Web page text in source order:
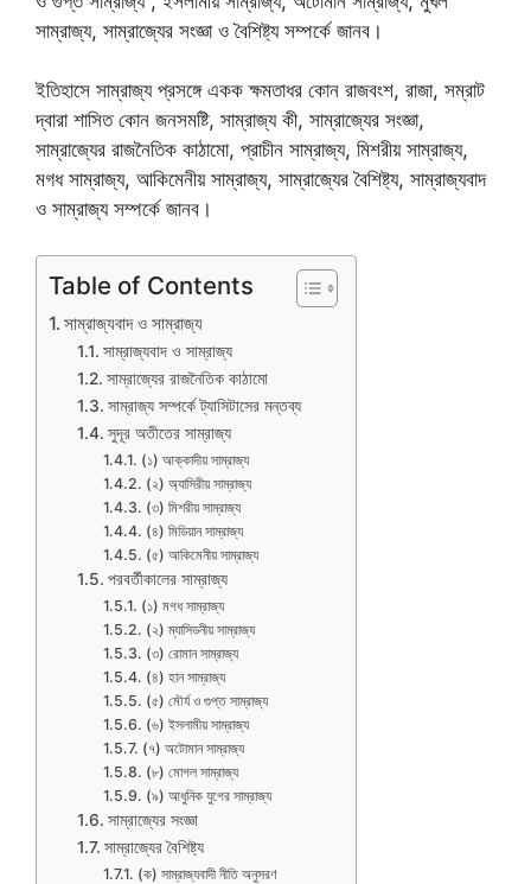
সাম্রাজ্য, সাম্রাজ্যের সংজ্ঞা ও বৈশিষ্ট্য সম্পর্কে জানব।
ইতিহাসে সাম্রাজ্য প্রসঙ্গে একক ক্ষমতাধর কোন রাজবংশ, রাজা, সম্রাট
দ্বারা শাসিত কোন জনসমষ্টি, সাম্রাজ্য কী, সাম্রাজ্যের সংজ্ঞা,
সাম্রাজ্যের রাজনৈতিক কাঠামো, প্রাচীন সাম্রাজ্য, মিশরীয় সাম্রাজ্য,
মগধ সাম্রাজ্য, আকিমেনীয় সাম্রাজ্য, সাম্রাজ্যের বৈশিষ্ট্য, সাম্রাজ্যবাদ
ও সাম্রাজ্য সম্পর্কে জানব।
Table of Contents
সাম্রাজ্যবাদ ও সাম্রাজ্য
সাম্রাজ্যবাদ ও সাম্রাজ্য
সাম্রাজ্যের রাজনৈতিক কাঠামো
সাম্রাজ্য সম্পর্কে ট্যাসিটাসের মন্তব্য
সুদূর অতীতের সাম্রাজ্য
(১) আক্কাদীয় সাম্রাজ্য
(২) অ্যাসিরীয় সাম্রাজ্য
(৩) মিশরীয় সাম্রাজ্য
(৪) মিডিয়ান সাম্রাজ্য
(৫) আকিমেনীয় সাম্রাজ্য
পরবর্তীকালের সাম্রাজ্য
(১) মগধ সাম্রাজ্য
(২) ম্যাসিডনীয় সাম্রাজ্য
(৩) রোমান সাম্রাজ্য
(৪) হান সাম্রাজ্য
(৫) মৌর্য ও গুপ্ত সাম্রাজ্য
(৬) ইসলামীয় সাম্রাজ্য
(৭) অটোমান সাম্রাজ্য
(৮) মোগল সাম্রাজ্য
(৯) আধুনিক যুগের সাম্রাজ্য
সাম্রাজ্যের সংজ্ঞা
সাম্রাজ্যের বৈশিষ্ট্য
(ক) সাম্রাজ্যবাদী নীতি অনুসরণ